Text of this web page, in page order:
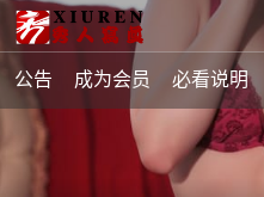
公告 成为会员 必看说明